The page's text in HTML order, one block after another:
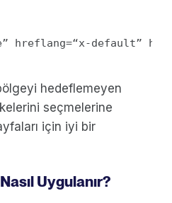
hedeflemeyen
seçmelerine
için iyi bir
Uygulanır?